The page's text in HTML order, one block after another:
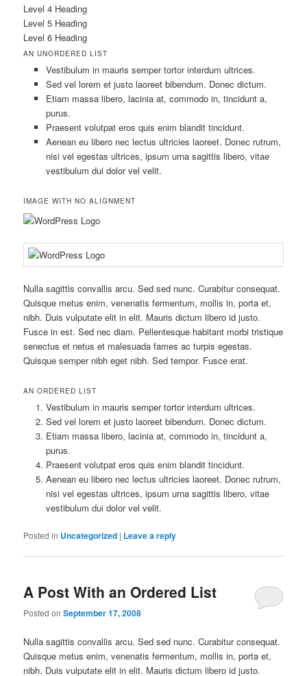
Level 4 Heading
Level 5 Heading
Level 6 Heading
AN UNORDERED LIST
Vestibulum in mauris semper tortor interdum ultrices.
Sed vel lorem et justo laoreet bibendum. Donec dictum.
Etiam massa libero, lacinia at, commodo in, tincidunt a,
purus.
Praesent volutpat eros quis enim blandit tincidunt.
Aenean eu libero nec lectus ultricies laoreet. Donec rutrum,
nisi vel egestas ultrices, ipsum urna sagittis libero, vitae
vestibulum dui dolor vel velit.
IMAGE WITH NO ALIGNMENT
Nulla sagittis convallis arcu. Sed sed nunc. Curabitur consequat.
Quisque metus enim, venenatis fermentum, mollis in, porta et,
nibh. Duis vulputate elit in elit. Mauris dictum libero id justo.
Fusce in est. Sed nec diam. Pellentesque habitant morbi tristique
senectus et netus et malesuada fames ac turpis egestas.
Quisque semper nibh eget nibh. Sed tempor. Fusce erat.
AN ORDERED LIST
Vestibulum in mauris semper tortor interdum ultrices.
Sed vel lorem et justo laoreet bibendum. Donec dictum.
Etiam massa libero, lacinia at, commodo in, tincidunt a,
purus.
Praesent volutpat eros quis enim blandit tincidunt.
Aenean eu libero nec lectus ultricies laoreet. Donec rutrum,
nisi vel egestas ultrices, ipsum urna sagittis libero, vitae
vestibulum dui dolor vel velit.
Posted in Uncategorized | Leave a reply
A Post With an Ordered List
Posted onSeptember 17, 2008
Nulla sagittis convallis arcu. Sed sed nunc. Curabitur consequat.
Quisque metus enim, venenatis fermentum, mollis in, porta et,
nibh. Duis vulputate elit in elit. Mauris dictum libero id justo.